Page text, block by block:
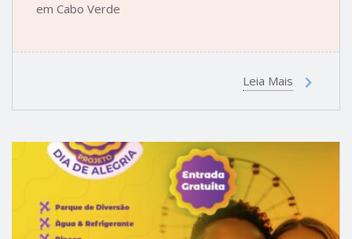
em Cabo Verde
Leia Mais